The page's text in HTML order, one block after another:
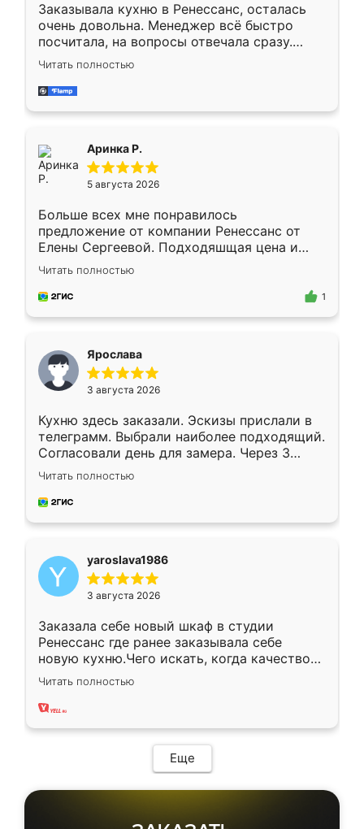
Заказывала кухню в Ренессанс, осталась
очень довольна. Менеджер всё быстро
посчитала, на вопросы отвечала сразу.
Замерщик приехал в субботу, подошёл к
делу со всей ответственностью. Собрали
за день, ребята работали аккуратно, даже
Читать полностью
Аринка Р.
5 августа 2026
Больше всех мне понравилось
предложение от компании Ренессанс от
Елены Сергеевой. Подходяшщая цена и
короткие сроки изготовления. Приехавший
для замера сотрудник Владислав
предложил по моему эскизу самый
Читать полностью
1
Ярослава
3 августа 2026
Кухню здесь заказали. Эскизы прислали в
телеграмм. Выбрали наиболее подходящий.
Согласовали день для замера. Через 3
недели кухня была уже готова. Остались
довольны работой. Спасибо Ренессанс
мебель за качественную работу!
Читать полностью
yaroslava1986
3 августа 2026
Заказала себе новый шкаф в студии
Ренессанс где ранее заказывала себе
новую кухню.Чего искать, когда качеством
вполне довольна. Служит кухня уже почти
два года, нареканий нет.
Читать полностью
Еще